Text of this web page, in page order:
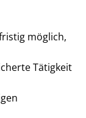
möglich,
Tätigkeit